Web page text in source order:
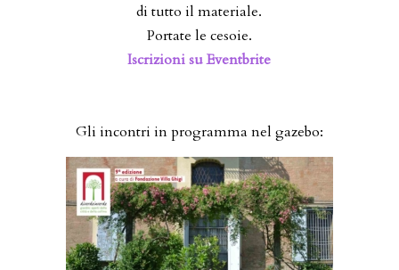
di tutto il materiale.
Portate le cesoie.
Iscrizioni su Eventbrite
Gli incontri in programma nel gazebo: